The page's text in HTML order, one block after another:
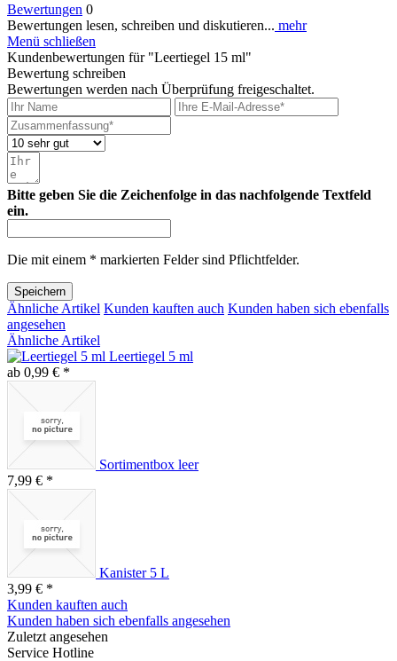
Bewertungen 0
Bewertungen lesen, schreiben und diskutieren... mehr
Menü schließen
Kundenbewertungen für "Leertiegel 15 ml"
Bewertung schreiben
Bewertungen werden nach Überprüfung freigeschaltet.
Bitte geben Sie die Zeichenfolge in das nachfolgende Textfeld
ein.
Die mit einem * markierten Felder sind Pflichtfelder.
Speichern
Ähnliche Artikel Kunden kauften auch Kunden haben sich ebenfalls
angesehen
Ähnliche Artikel
Leertiegel 5 ml
ab 0,99 € *
Sortimentbox leer
7,99 € *
Kanister 5 L
3,99 € *
Kunden kauften auch
Kunden haben sich ebenfalls angesehen
Zuletzt angesehen
Service Hotline